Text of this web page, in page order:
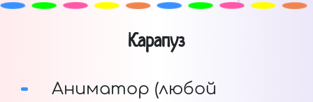
Карапуз
Аниматор (любой